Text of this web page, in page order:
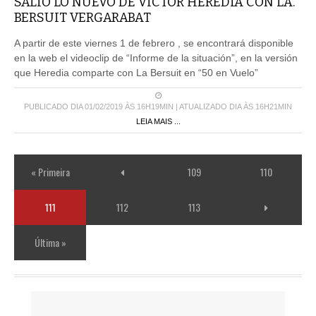
BERSUIT VERGARABAT
A partir de este viernes 1 de febrero , se encontrará disponible
en la web el videoclip de “Informe de la situación”, en la versión
que Heredia comparte con La Bersuit en “50 en Vuelo”
PUBLICADO DIA 01/02/2019 ÀS 16H19MIN | ATUALIZADO DIA ÀS 16H21MIN
LEIA MAIS ...
« Primeira 109 110
111 112 113
Última »